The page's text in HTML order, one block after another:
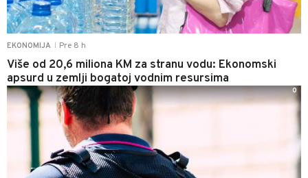
EKONOMIJA Pre 8 h
Više od 20,6 miliona KM za stranu vodu: Ekonomski
apsurd u zemlji bogatoj vodnim resursima
0